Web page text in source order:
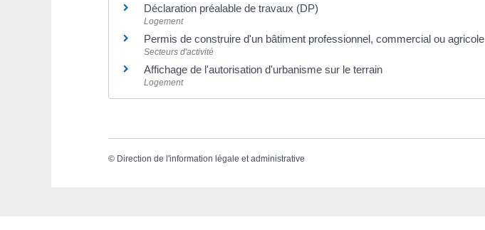
Déclaration préalable de travaux (DP)
Logement
Permis de construire d'un bâtiment professionnel, commercial ou agricole
Secteurs d'activité
Affichage de l'autorisation d'urbanisme sur le terrain
Logement
© Direction de l'information légale et administrative